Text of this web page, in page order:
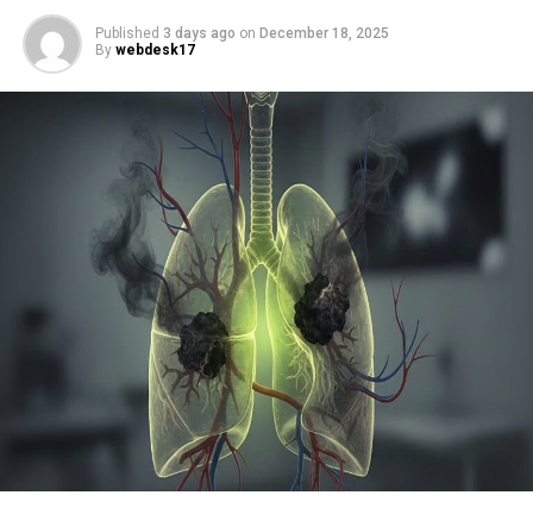
ഹാസ്യവും വിമര്‍ശനവും ചേര്‍ത്തു മലയാള
സിനിമയ്ക്ക് പുതിയ ദിശ നല്‍കിയ ശ്രീനിവാസെന്റ
വേര്‍പാട് മലയാള സിനിമയ്ക്ക് ഒരിക്കലും
നികത്താനാകാത്ത നഷ്ടമാണെന്ന് സഹപ്രവര്‍ത്തകരും
ആരാധകരും പറയുന്നു.
Published 3 days ago on December 18, 2025
By webdesk17